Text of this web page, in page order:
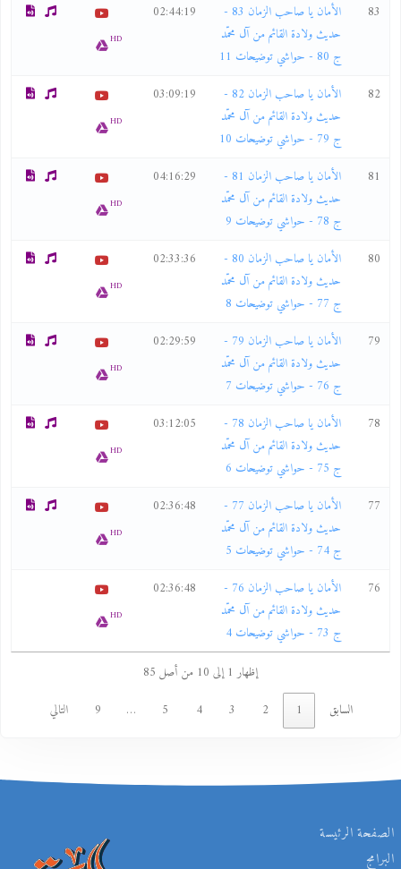
83
الأمان يا صاحب الزمان 83 -
حديث ولادة القائم من آل محمّد
ج 80 - حواشي توضيحات 11
02:44:19
HD
82
الأمان يا صاحب الزمان 82 -
حديث ولادة القائم من آل محمّد
ج 79 - حواشي توضيحات 10
03:09:19
HD
81
الأمان يا صاحب الزمان 81 -
حديث ولادة القائم من آل محمّد
ج 78 - حواشي توضيحات 9
04:16:29
HD
80
الأمان يا صاحب الزمان 80 -
حديث ولادة القائم من آل محمّد
ج 77 - حواشي توضيحات 8
02:33:36
HD
79
الأمان يا صاحب الزمان 79 -
حديث ولادة القائم من آل محمّد
ج 76 - حواشي توضيحات 7
02:29:59
HD
78
الأمان يا صاحب الزمان 78 -
حديث ولادة القائم من آل محمّد
ج 75 - حواشي توضيحات 6
03:12:05
HD
77
الأمان يا صاحب الزمان 77 -
حديث ولادة القائم من آل محمّد
ج 74 - حواشي توضيحات 5
02:36:48
HD
76
الأمان يا صاحب الزمان 76 -
حديث ولادة القائم من آل محمّد
ج 73 - حواشي توضيحات 4
02:36:48
HD
إظهار 1 إلى 10 من أصل 85
السابق
4
… التالي
الصفحة الرئيسة
البرامج